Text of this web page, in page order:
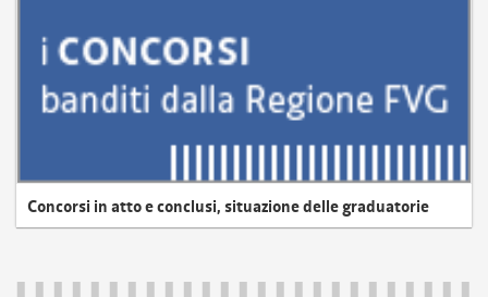
Concorsi in atto e conclusi, situazione delle graduatorie